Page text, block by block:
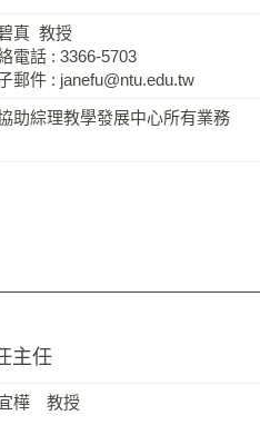
真 教授
電話 : 3366-5703
郵件 : janefu@ntu.edu.tw
助綜理教學發展中心所有業務
主任
樺 教授